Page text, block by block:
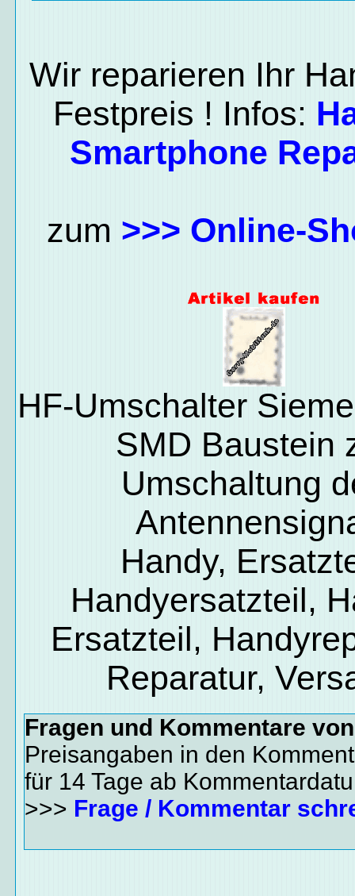
Wir reparieren Ihr
Festpreis ! Infos:
Smartphone
zum >>> Online-
HF-Umschalter
SMD Baustein
Umschaltung
Handy,
Handyersatzteil,
Ersatzteil,
Reparatur,
Fragen und Kommentare
Preisangaben in den
für 14 Tage ab
>>> Frage / Kommentar